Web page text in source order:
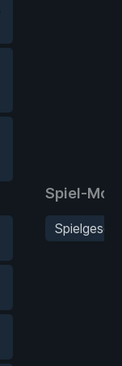
Spiel-